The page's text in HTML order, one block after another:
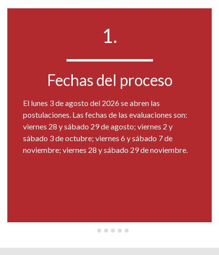
1.
Fechas del proceso
El lunes 3 de agosto del 2026 se abren las
postulaciones. Las fechas de las evaluaciones son:
viernes 28 y sábado 29 de agosto; viernes 2 y
sábado 3 de octubre; viernes 6 y sábado 7 de
noviembre; viernes 28 y sábado 29 de noviembre.